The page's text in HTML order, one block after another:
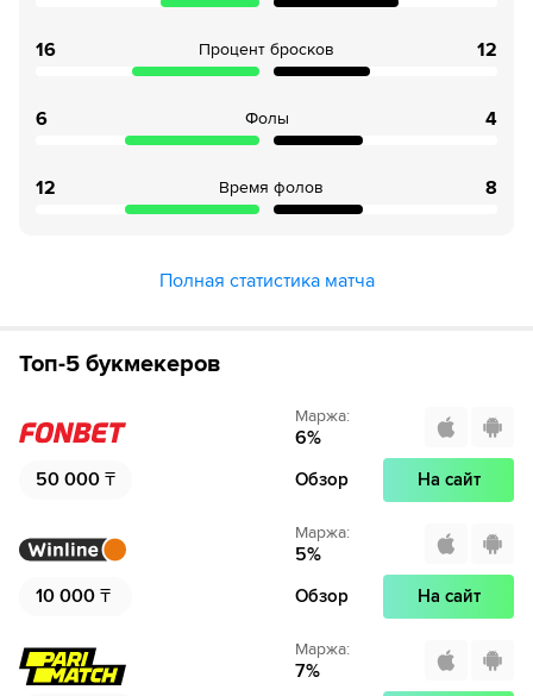
16 Процент бросков 12
6 Фолы 4
12 Время фолов 8
Полная статистика матча
Топ-5 букмекеров
50 000 ₸
Маржа:
6%
Обзор На сайт
10 000 ₸
Маржа:
5%
Обзор На сайт
Маржа:
7%